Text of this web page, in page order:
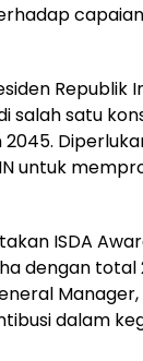
capaian
Republik
salah satu
untuk
ISDA
dengan total
Manager,
dalam